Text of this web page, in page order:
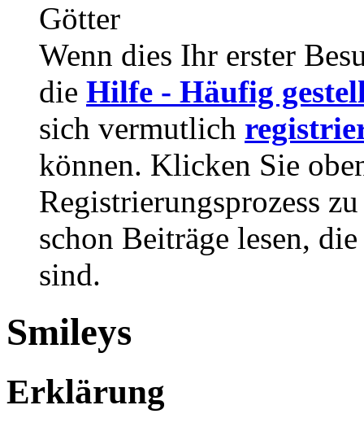
Götter
Wenn dies Ihr erster
die Hilfe - Häufig
sich vermutlich
können. Klicken Sie
Registrierungsprozess
schon Beiträge lesen,
sind.
Smileys
Erklärung